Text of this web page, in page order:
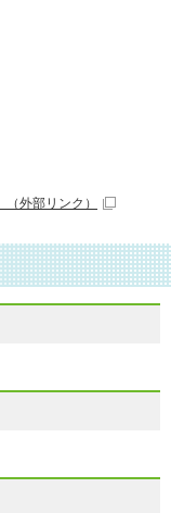
（外部リンク）